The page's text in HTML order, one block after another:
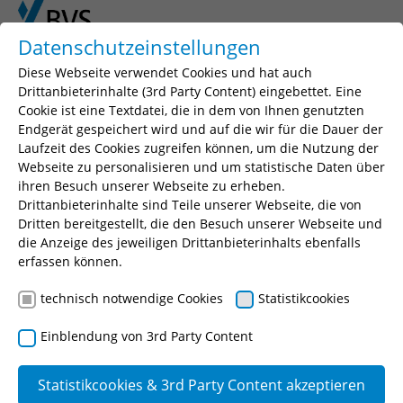
Skip to main content
Skip to page footer
You are here:
BVS Ausbildung
Umwelt und Technik
Umwelttechnologen
Überbetriebliche Ausbildung
Hinweis
Die Verordnung zur Neuordnung der
Ausbildung in den umwelttechnischen Berufen
Datenschutzeinstellungen
Diese Webseite verwendet Cookies und hat auch
Drittanbieterinhalte (3rd Party Content) eingebettet. Eine
Cookie ist eine Textdatei, die in dem von Ihnen genutzten
Endgerät gespeichert wird und auf die wir für die Dauer der
Laufzeit des Cookies zugreifen können, um die Nutzung der
Webseite zu personalisieren und um statistische Daten über
ihren Besuch unserer Webseite zu erheben.
Drittanbieterinhalte sind Teile unserer Webseite, die von
Dritten bereitgestellt, die den Besuch unserer Webseite und
die Anzeige des jeweiligen Drittanbieterinhalts ebenfalls
erfassen können.
technisch notwendige Cookies Statistikcookies
Einblendung von 3rd Party Content
Statistikcookies & 3rd Party Content akzeptieren